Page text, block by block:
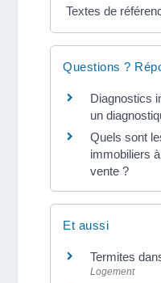
Textes de
Questions ?
Diagnostics
un
Quels sont
immobiliers
vente ?
Et aussi
Termites
Logement